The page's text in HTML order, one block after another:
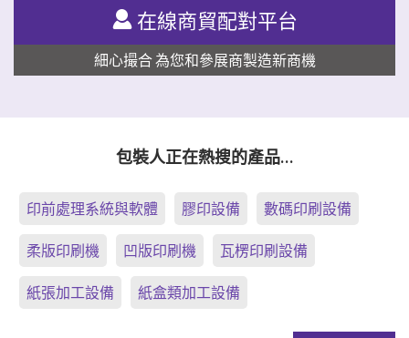
在線商貿配對平台
細心撮合 為您和參展商製造新商機
包裝人正在熱搜的產品…
印前處理系統與軟體 膠印設備 數碼印刷設備
柔版印刷機 凹版印刷機 瓦楞印刷設備
紙張加工設備 紙盒類加工設備